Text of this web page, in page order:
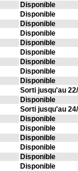
Disponible
Disponible
Disponible
Disponible
Disponible
Disponible
Disponible
Disponible
Disponible
Sorti jusqu'au
Disponible
Sorti jusqu'au
Disponible
Disponible
Disponible
Disponible
Disponible
Disponible